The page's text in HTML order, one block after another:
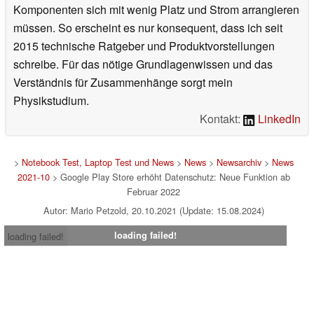
Komponenten sich mit wenig Platz und Strom arrangieren
müssen. So erscheint es nur konsequent, dass ich seit
2015 technische Ratgeber und Produktvorstellungen
schreibe. Für das nötige Grundlagenwissen und das
Verständnis für Zusammenhänge sorgt mein
Physikstudium.
Kontakt:
LinkedIn
> Notebook Test, Laptop Test und News> News> Newsarchiv> News
2021-10> Google Play Store erhöht Datenschutz: Neue Funktion ab
Februar 2022
Autor: Mario Petzold, 20.10.2021 (Update: 15.08.2024)
loading failed!
loading failed!